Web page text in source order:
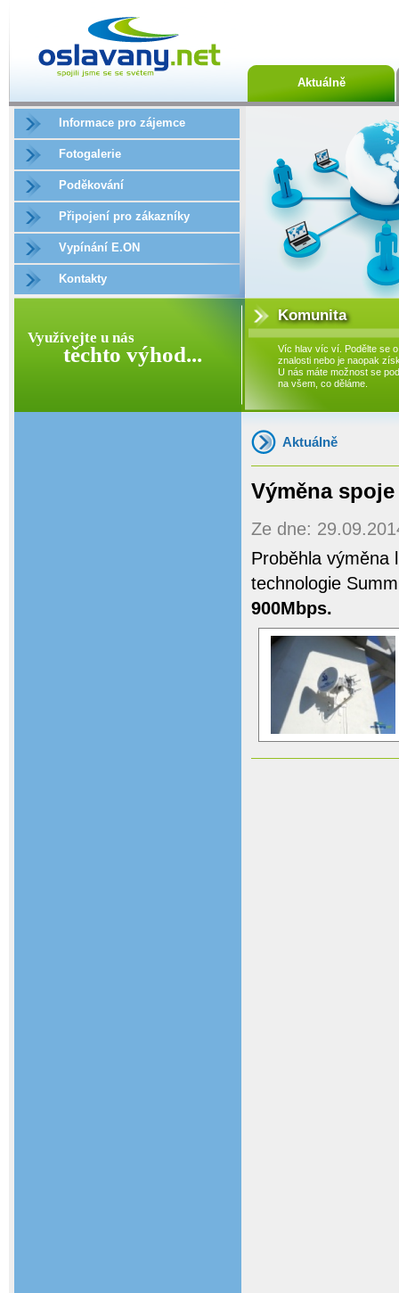
Aktuálně
Informace pro zájemce
Fotogalerie
Poděkování
Připojení pro zákazníky
Vypínání E.ON
Kontakty
Využívejte u nás
těchto výhod...
Komunita
Víc hlav víc ví. Podělte se o
znalosti nebo je naopak
U nás máte možnost se
na všem, co děláme.
Aktuálně
Výměna
Ze dne:
Proběhla výměna
technologie
900Mbps.